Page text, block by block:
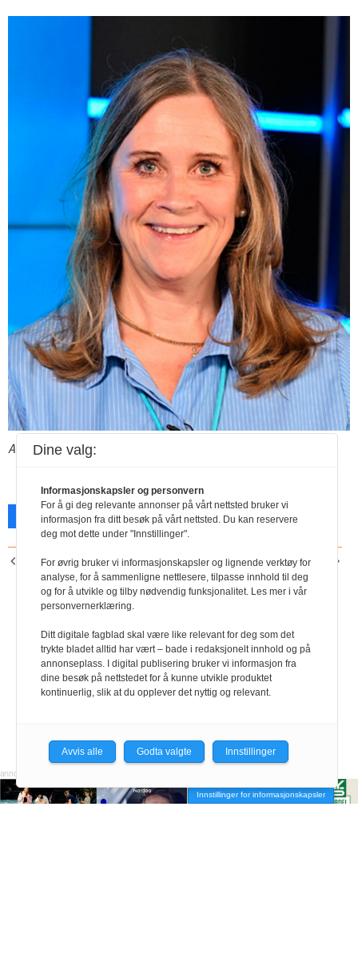
Anne Kathrine Nordvang, rådgiver i Negotia
Facebook X Skriv ut
FORRIGE ARTIKKEL
Status og forventninger
NESTE ARTIKKEL
Årets lønnshåndbøker på
nett og papir
Innstillinger for informasjonskapsler
Dine valg:
Informasjonskapsler og personvern
For å gi deg relevante annonser på vårt nettsted bruker vi
informasjon fra ditt besøk på vårt nettsted. Du kan reservere
deg mot dette under "Innstillinger".
For øvrig bruker vi informasjonskapsler og lignende verktøy for
analyse, for å sammenligne nettlesere, tilpasse innhold til deg
og for å utvikle og tilby nødvendig funksjonalitet. Les mer i vår
personvernerklæring.
Ditt digitale fagblad skal være like relevant for deg som det
trykte bladet alltid har vært – bade i redaksjonelt innhold og på
annonseplass. I digital publisering bruker vi informasjon fra
dine besøk på nettstedet for å kunne utvikle produktet
kontinuerlig, slik at du opplever det nyttig og relevant.
Avvis alle Godta valgte Innstillinger